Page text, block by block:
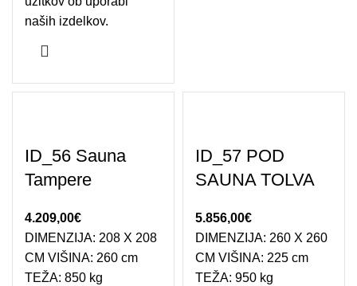
naših izdelkov.
ID_56 Sauna
Tampere
4.209,00€
DIMENZIJA: 208 X 208
CM VIŠINA: 260 cm
TEŽA: 850 kg
ID_57 POD
SAUNA TOLVA
5.856,00€
DIMENZIJA: 260 X 260
CM VIŠINA: 225 cm
TEŽA: 950 kg